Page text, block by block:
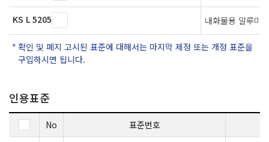
KS L 5205 내화물용 알루미
확인 및 폐지 고시된 표준에 대해서는 마지막 제정 또는 개정 표준을
구입하시면 됩니다.
인용표준
No 표준번호